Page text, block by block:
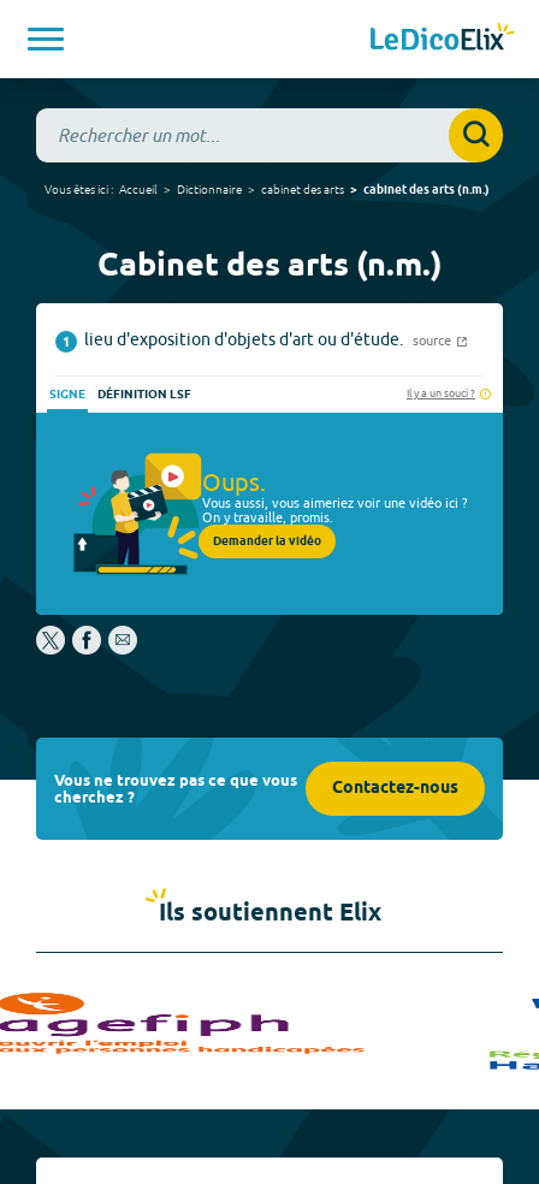
Vous êtes ici : Accueil Dictionnaire cabinet des arts cabinet des arts(n.m.)
Cabinet des arts (n.m.)
1 lieu d'exposition d'objets d'art ou d'étude. source
SIGNE DÉFINITION LSF Il y a un souci ?
Oups.
Vous aussi, vous aimeriez voir une vidéo ici ?
On y travaille, promis.
Demander la vidéo
Vous ne trouvez pas ce que vous
cherchez ? Contactez-nous
Ils soutiennent Elix